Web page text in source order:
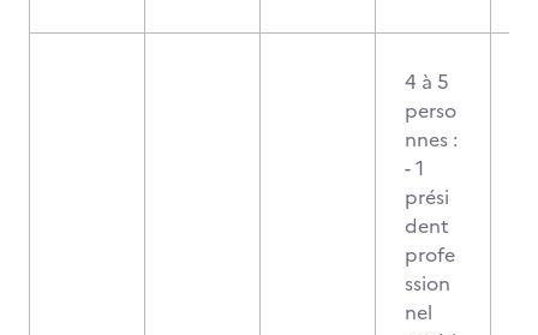
4 à 5
perso
nnes :
- 1
prési
dent
profe
ssion
nel